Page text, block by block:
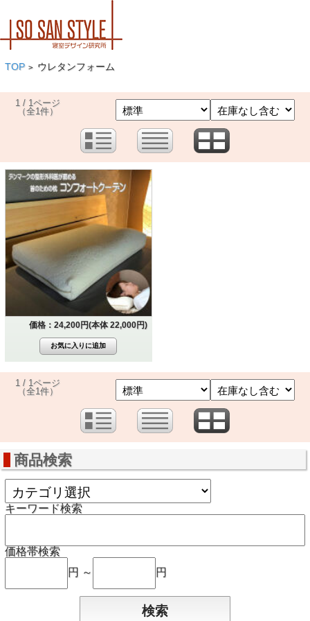
TOP > ウレタンフォーム
1 / 1ページ
（全1件）
価格：24,200円(本体 22,000円)
1 / 1ページ
（全1件）
商品検索
キーワード検索
価格帯検索
円 ～
円